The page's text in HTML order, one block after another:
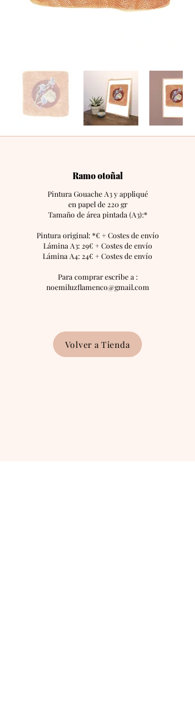
Ramo otoñal
Pintura Gouache A3 y appliqué
en papel de 220 gr
Tamaño de área pintada (A3):*
Pintura original: *€ + Costes de envío
Lámina A3: 29€ + Costes de envío
Lámina A4: 24€ + Costes de envío
Para comprar escribe a :
noemiluzflamenco@gmail.com
Volver a Tienda